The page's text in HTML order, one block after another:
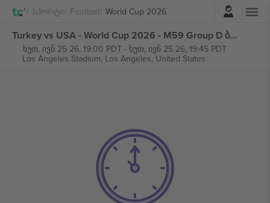
Სპორტი Football World Cup 2026შესვლა
Turkey vs USA - World Cup 2026 - M59 Group D ბილეთი
ხუთ, ივნ 25 26, 19:00 PDT- ხუთ, ივნ 25 26, 19:45 PDT
Los Angeles Stadium, Los Angeles, United States